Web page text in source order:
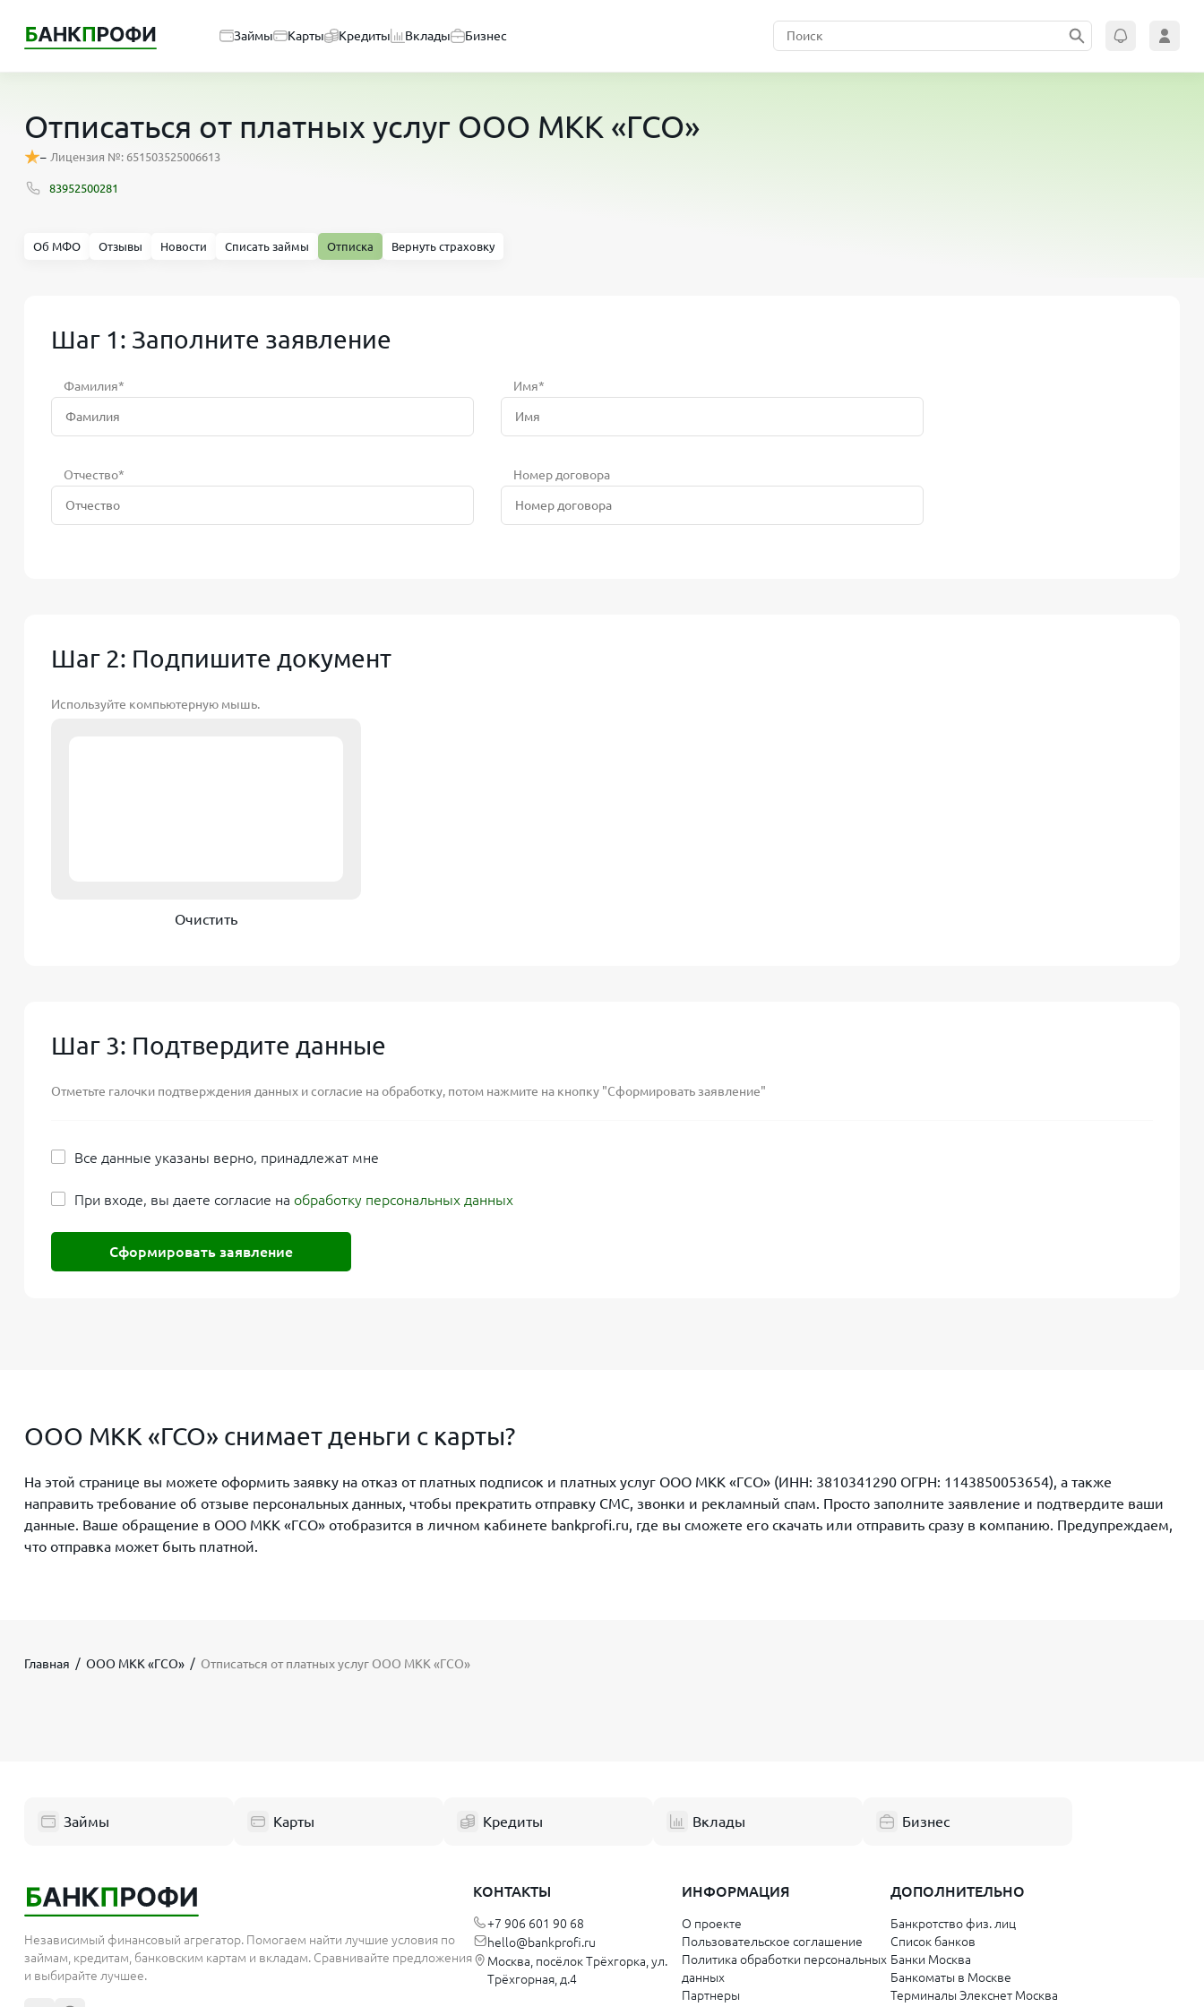
Займы Карты Кредиты Вклады Бизнес
Отписаться от платных услуг ООО МКК «ГСО»
– Лицензия №: 651503525006613
83952500281
Об МФО Отзывы Новости Списать займы Отписка Вернуть страховку
Шаг 1: Заполните заявление
Фамилия* Имя*
Отчество* Номер договора
Шаг 2: Подпишите документ
Используйте компьютерную мышь.
Очистить
Шаг 3: Подтвердите данные
Отметьте галочки подтверждения данных и согласие на обработку, потом нажмите на кнопку "Сформировать заявление"
Все данные указаны верно, принадлежат мне
При входе, вы даете согласие на обработку персональных данных
Сформировать заявление
ООО МКК «ГСО» снимает деньги с карты?
На этой странице вы можете оформить заявку на отказ от платных подписок и платных услуг ООО МКК «ГСО» (ИНН: 3810341290 ОГРН: 1143850053654), а также
направить требование об отзыве персональных данных, чтобы прекратить отправку СМС, звонки и рекламный спам. Просто заполните заявление и подтвердите ваши
данные. Ваше обращение в ООО МКК «ГСО» отобразится в личном кабинете bankprofi.ru, где вы сможете его скачать или отправить сразу в компанию. Предупреждаем,
что отправка может быть платной.
Главная ООО МКК «ГСО» Отписаться от платных услуг ООО МКК «ГСО»
Займы Карты Кредиты Вклады Бизнес
Независимый финансовый агрегатор. Помогаем найти лучшие условия по
займам, кредитам, банковским картам и вкладам. Сравнивайте предложения
и выбирайте лучшее.
КОНТАКТЫ
+7 906 601 90 68
hello@bankprofi.ru
Москва, посёлок Трёхгорка, ул.
Трёхгорная, д.4
ИНФОРМАЦИЯ
О проекте
Пользовательское соглашение
Политика обработки персональных
данных
Партнеры
ДОПОЛНИТЕЛЬНО
Банкротство физ. лиц
Список банков
Банки Москва
Банкоматы в Москве
Терминалы Элекснет Москва